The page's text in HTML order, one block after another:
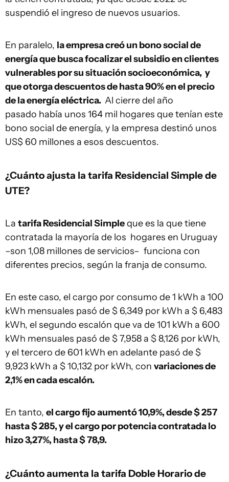
suspendió el ingreso de nuevos usuarios.
En paralelo, la empresa creó un bono social de
energía que busca focalizar el subsidio en clientes
vulnerables por su situación socioeconómica, y
que otorga descuentos de hasta 90% en el precio
de la energía eléctrica. Al cierre del año
pasado había unos 164 mil hogares que tenían este
bono social de energía, y la empresa destinó unos
US$ 60 millones a esos descuentos.
¿Cuánto ajusta la tarifa Residencial Simple de
UTE?
La tarifa Residencial Simpleque es la que tiene
contratada la mayoría de los hogares en Uruguay
–son 1,08 millones de servicios– funciona con
diferentes precios, según la franja de consumo.
En este caso, el cargo por consumo de 1 kWh a 100
kWh mensuales pasó de $ 6,349 por kWh a $ 6,483
kWh, el segundo escalón que va de 101 kWh a 600
kWh mensuales pasó de $ 7,958 a $ 8,126 por kWh,
y el tercero de 601 kWh en adelante pasó de $
9,923 kWh a $ 10,132 por kWh, con variaciones de
2,1% en cada escalón.
En tanto, el cargo fijo aumentó 10,9%, desde $ 257
hasta $ 285, y el cargo por potencia contratada lo
hizo 3,27%, hasta $ 78,9.
¿Cuánto aumenta la tarifa Doble Horario de